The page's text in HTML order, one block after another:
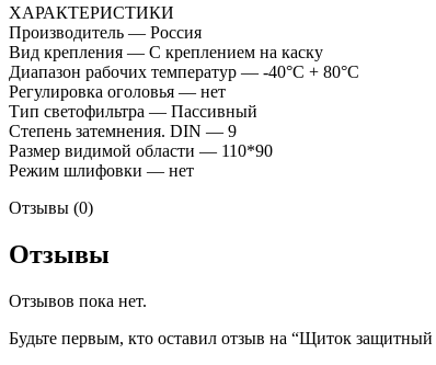
ХАРАКТЕРИСТИКИ
Производитель — Россия
Вид крепления — С креплением на каску
Диапазон рабочих температур — -40°C + 80°C
Регулировка оголовья — нет
Тип светофильтра — Пассивный
Степень затемнения. DIN — 9
Размер видимой области — 110*90
Режим шлифовки — нет
Отзывы (0)
Отзывы
Отзывов пока нет.
Будьте первым, кто оставил отзыв на “Щиток